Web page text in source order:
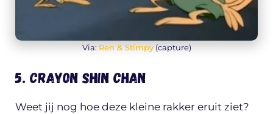
Via: Ren & Stimpy(capture)
5. Crayon Shin Chan
Weet jij nog hoe deze kleine rakker eruit ziet?